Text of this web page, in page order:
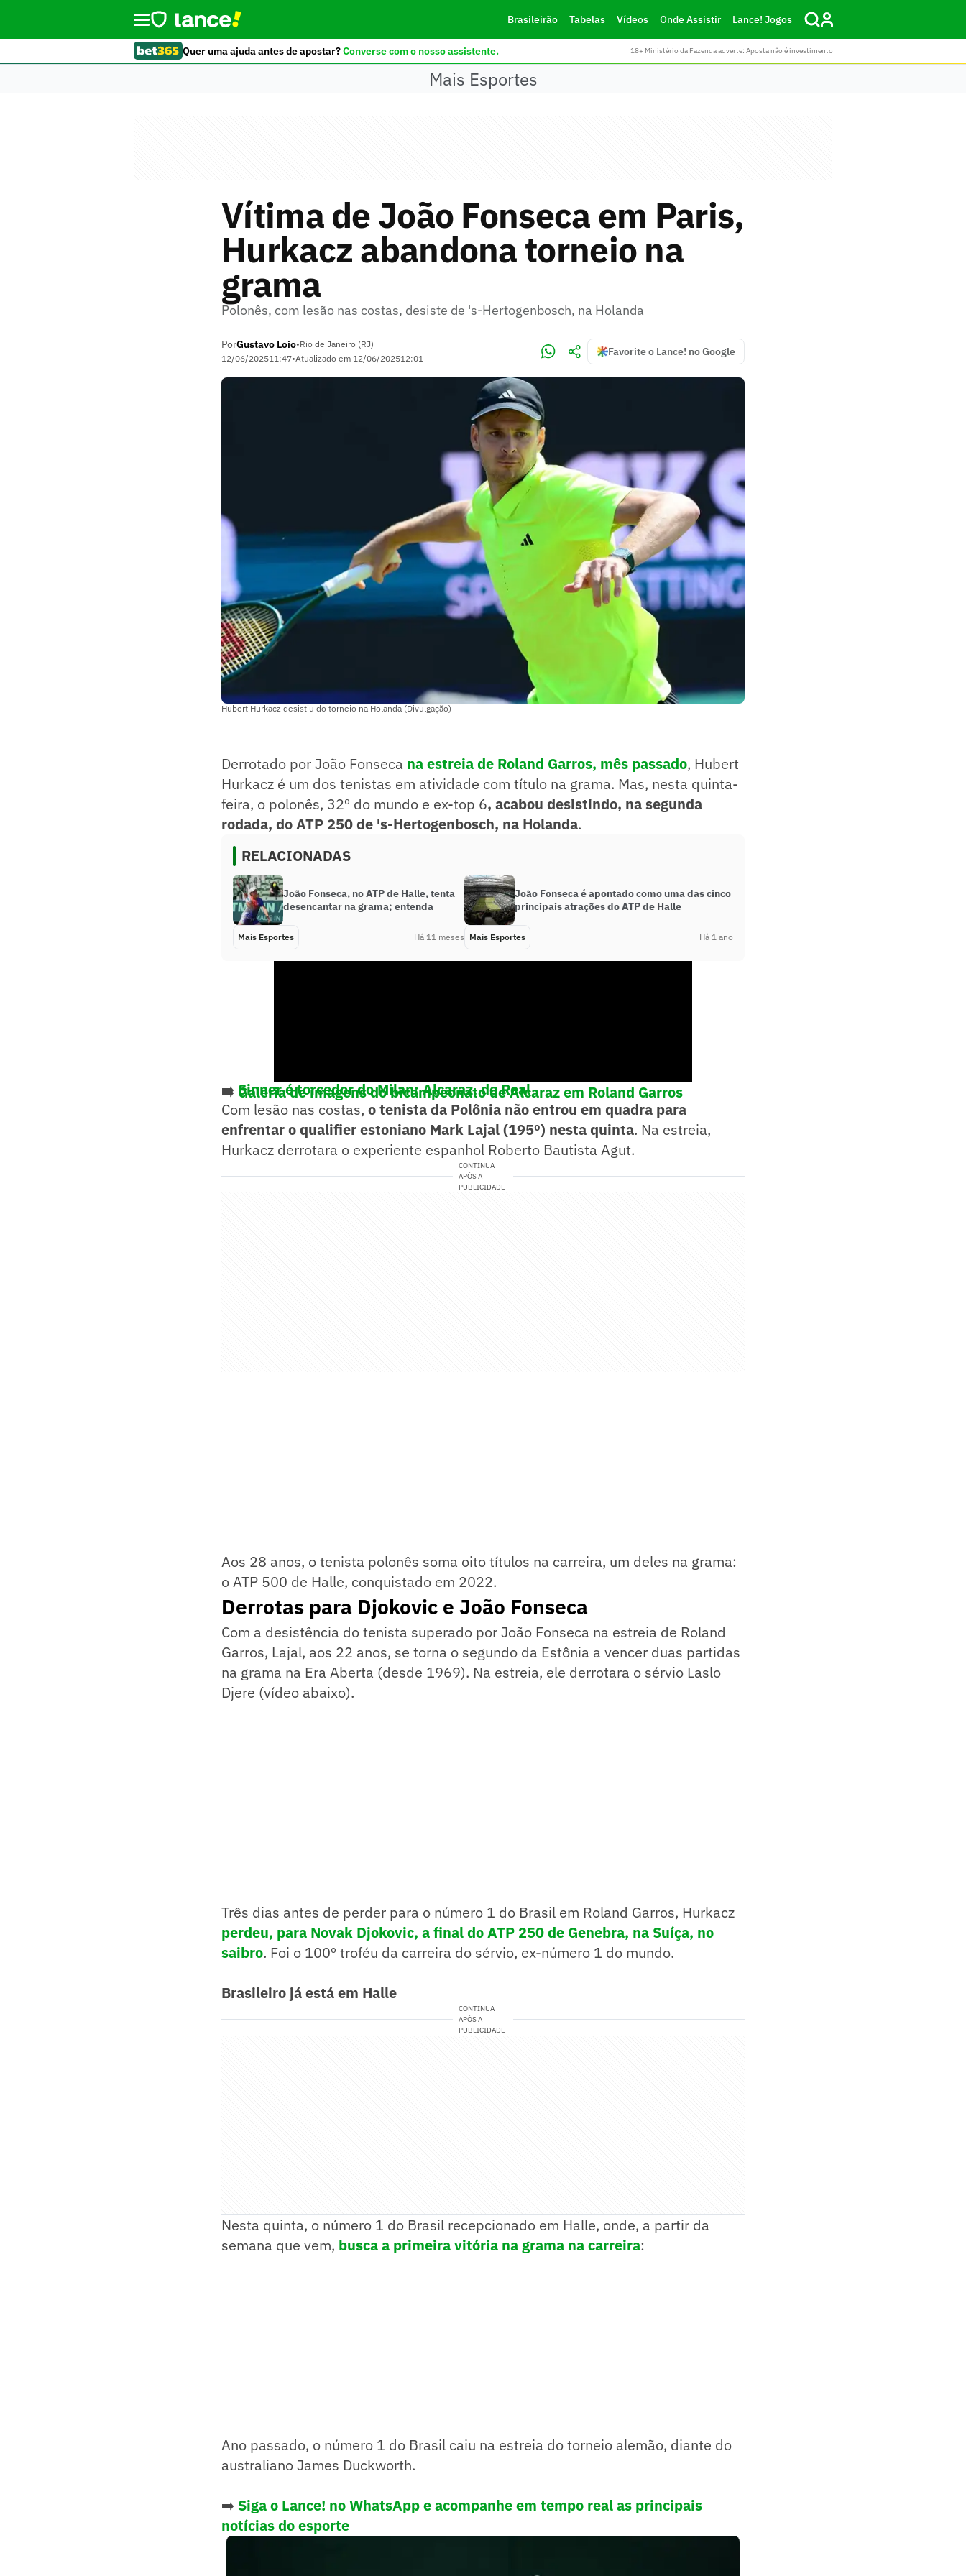
Brasileirão Tabelas Vídeos Onde Assistir Lance! Jogos
Quer uma ajuda antes de apostar?Converse com o nosso assistente. 18+ Ministério da Fazenda adverte: Aposta não é investimento
Mais Esportes
Vítima de João Fonseca em Paris,
Hurkacz abandona torneio na
grama
Polonês, com lesão nas costas, desiste de 's-Hertogenbosch, na Holanda
PorGustavo Loio•Rio de Janeiro (RJ)
12/06/202511:47•Atualizado em 12/06/202512:01
Favorite o Lance! no Google
Hubert Hurkacz desistiu do torneio na Holanda (Divulgação)
Derrotado por João Fonseca na estreia de Roland Garros, mês passado, Hubert
Hurkacz é um dos tenistas em atividade com título na grama. Mas, nesta quinta-
feira, o polonês, 32º do mundo e ex-top 6, acabou desistindo, na segunda
rodada, do ATP 250 de 's-Hertogenbosch, na Holanda.
RELACIONADAS
João Fonseca, no ATP de Halle, tenta
desencantar na grama; entenda
Mais Esportes Há 11 meses
João Fonseca é apontado como uma das cinco
principais atrações do ATP de Halle
Mais Esportes Há 1 ano
➡️ Galeria de imagens do bicampeonato de Alcaraz em Roland Garros
➡️ Sinner é torcedor do Milan; Alcaraz, do Real
Com lesão nas costas, o tenista da Polônia não entrou em quadra para
enfrentar o qualifier estoniano Mark Lajal (195º) nesta quinta. Na estreia,
Hurkacz derrotara o experiente espanhol Roberto Bautista Agut.
CONTINUA
APÓS A
PUBLICIDADE
Aos 28 anos, o tenista polonês soma oito títulos na carreira, um deles na grama:
o ATP 500 de Halle, conquistado em 2022.
Derrotas para Djokovic e João Fonseca
Com a desistência do tenista superado por João Fonseca na estreia de Roland
Garros, Lajal, aos 22 anos, se torna o segundo da Estônia a vencer duas partidas
na grama na Era Aberta (desde 1969). Na estreia, ele derrotara o sérvio Laslo
Djere (vídeo abaixo).
Três dias antes de perder para o número 1 do Brasil em Roland Garros, Hurkacz
perdeu, para Novak Djokovic, a final do ATP 250 de Genebra, na Suíça, no
saibro. Foi o 100º troféu da carreira do sérvio, ex-número 1 do mundo.
Brasileiro já está em Halle
CONTINUA
APÓS A
PUBLICIDADE
Nesta quinta, o número 1 do Brasil recepcionado em Halle, onde, a partir da
semana que vem, busca a primeira vitória na grama na carreira:
Ano passado, o número 1 do Brasil caiu na estreia do torneio alemão, diante do
australiano James Duckworth.
➡️ Siga o Lance! no WhatsApp e acompanhe em tempo real as principais
notícias do esporte